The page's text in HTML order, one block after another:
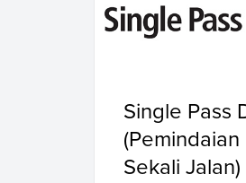
Single Pass
Sekali Jalan)